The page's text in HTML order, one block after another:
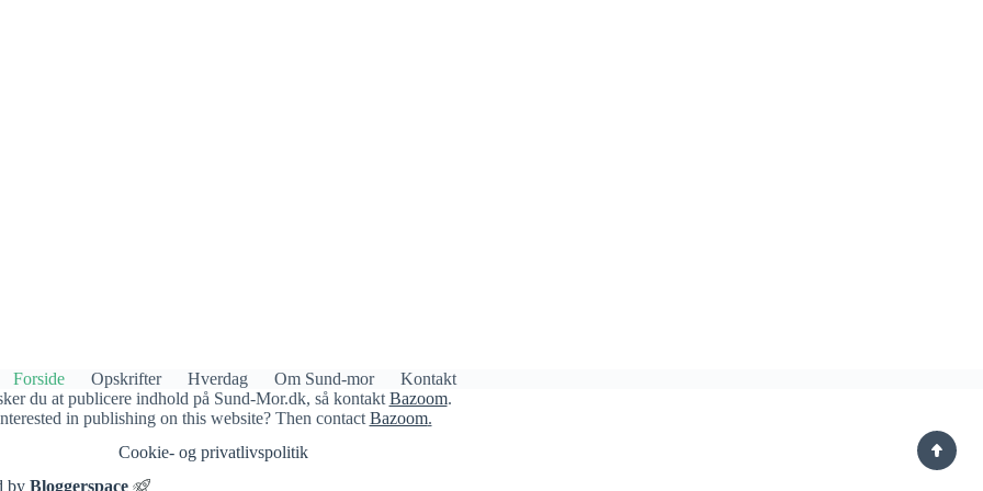
Forside Opskrifter Hverdag Om Sund-mor
Kontakt
du at publicere indhold på Sund-Mor.dk, så kontakt Bazoom.
in publishing on this website? Then contact Bazoom.
Cookie- og privatlivspolitik​
by Bloggerspace